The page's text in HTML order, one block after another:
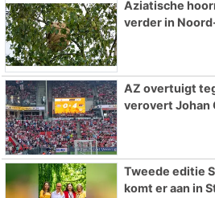
Aziatische
verder in
AZ overtuigt
verovert Johan
Tweede editie
komt er aan in